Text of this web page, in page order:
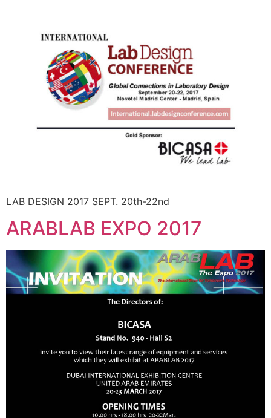
LAB DESIGN 2017 SEPT. 20th-22nd
ARABLAB EXPO 2017